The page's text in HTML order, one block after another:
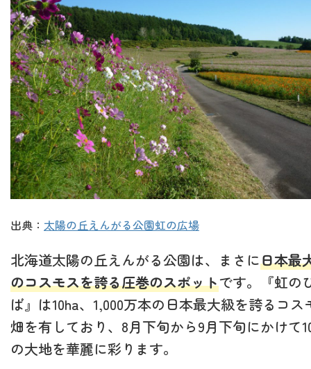
出典： 太陽の丘えんがる公園虹の広場
北海道太陽の丘えんがる公園は、まさに日本最
のコスモスを誇る圧巻のスポットです。『虹の
ば』は10ha、1,000万本の日本最大級を誇るコス
畑を有しており、8月下旬から9月下旬にかけて
の大地を華麗に彩ります。